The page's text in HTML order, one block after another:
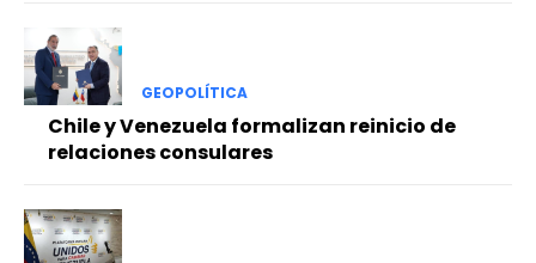
GEOPOLÍTICA
Chile y Venezuela formalizan reinicio de
relaciones consulares